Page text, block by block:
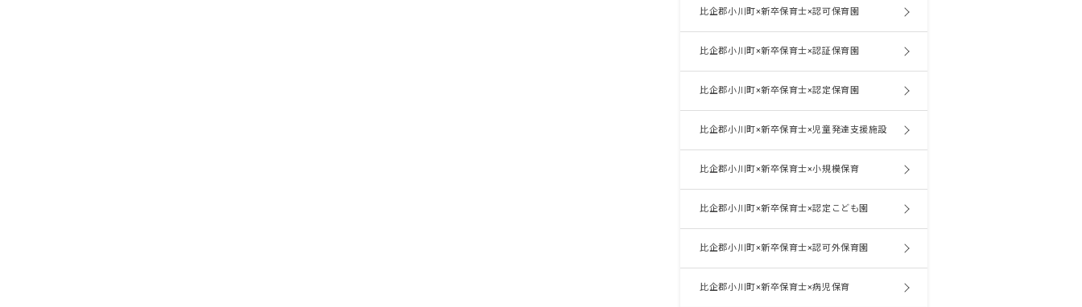
比企郡小川町×新卒保育士×認可保育園
比企郡小川町×新卒保育士×認証保育園
比企郡小川町×新卒保育士×認定保育園
比企郡小川町×新卒保育士×児童発達支援施設
比企郡小川町×新卒保育士×小規模保育
比企郡小川町×新卒保育士×認定こども園
比企郡小川町×新卒保育士×認可外保育園
比企郡小川町×新卒保育士×病児保育